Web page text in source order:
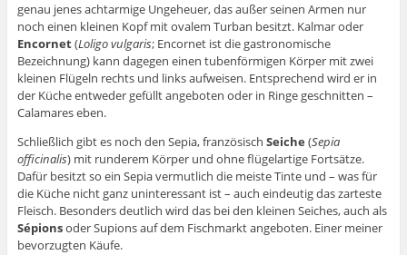
genau jenes achtarmige Ungeheuer, das außer seinen Armen nur
noch einen kleinen Kopf mit ovalem Turban besitzt. Kalmar oder
Encornet(Loligo vulgaris; Encornet ist die gastronomische
Bezeichnung) kann dagegen einen tubenförmigen Körper mit zwei
kleinen Flügeln rechts und links aufweisen. Entsprechend wird er in
der Küche entweder gefüllt angeboten oder in Ringe geschnitten –
Calamares eben.
Schließlich gibt es noch den Sepia, französisch Seiche (Sepia
officinalis) mit runderem Körper und ohne flügelartige Fortsätze.
Dafür besitzt so ein Sepia vermutlich die meiste Tinte und – was für
die Küche nicht ganz uninteressant ist – auch eindeutig das zarteste
Fleisch. Besonders deutlich wird das bei den kleinen Seiches, auch als
Sépionsoder Supions auf dem Fischmarkt angeboten. Einer meiner
bevorzugten Käufe.